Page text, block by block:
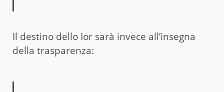
Il destino dello Ior sarà invece all’insegna
della trasparenza: